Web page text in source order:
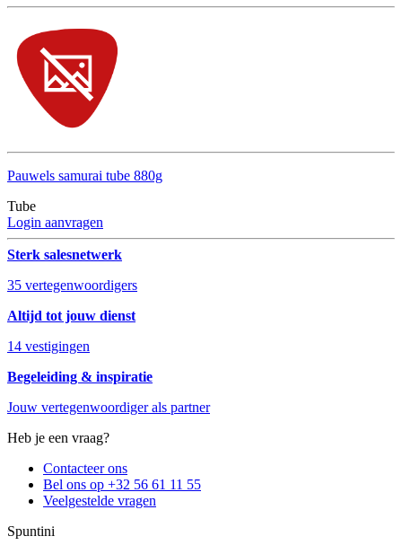
Pauwels samurai tube 880g
Tube
Login aanvragen
Sterk salesnetwerk
35 vertegenwoordigers
Altijd tot jouw dienst
14 vestigingen
Begeleiding & inspiratie
Jouw vertegenwoordiger als partner
Heb je een vraag?
Contacteer ons
Bel ons op +32 56 61 11 55
Veelgestelde vragen
Spuntini